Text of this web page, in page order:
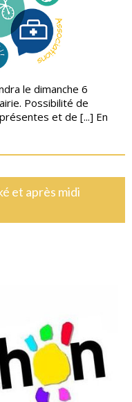
le dimanche 6
Possibilité de
et de [...] En
et après midi